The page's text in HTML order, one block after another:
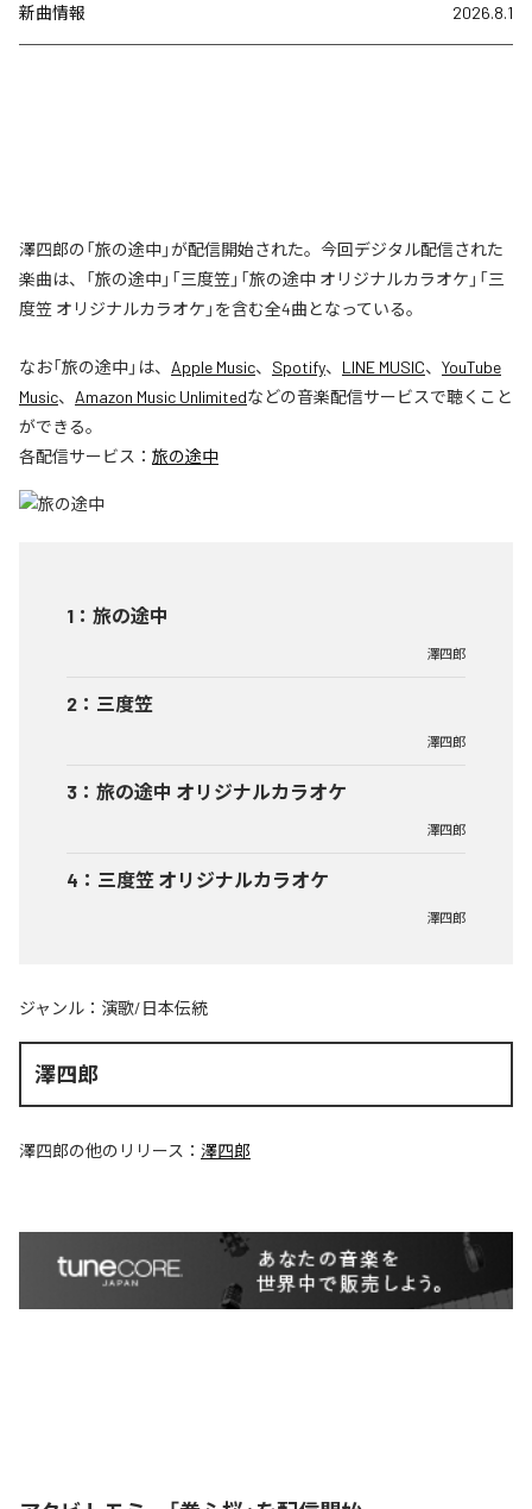
新曲情報 2026.8.1
澤四郎の「旅の途中」が配信開始された。今回デジタル配信された
楽曲は、「旅の途中」「三度笠」「旅の途中 オリジナルカラオケ」「三
度笠 オリジナルカラオケ」を含む全4曲となっている。
なお「旅の途中」は、 Apple Music、 Spotify、 LINE MUSIC、 YouTube
Music、 Amazon Music Unlimitedなどの音楽配信サービスで聴くこと
ができる。
各配信サービス： 旅の途中
1 ： 旅の途中
澤四郎
2 ： 三度笠
澤四郎
3 ： 旅の途中 オリジナルカラオケ
澤四郎
4 ： 三度笠 オリジナルカラオケ
澤四郎
ジャンル： 演歌/日本伝統
澤四郎
澤四郎の他のリリース： 澤四郎